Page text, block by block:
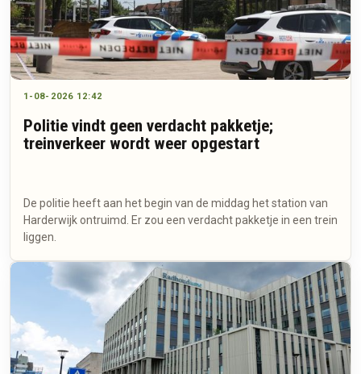
1-08-2026 12:42
Politie vindt geen verdacht pakketje;
treinverkeer wordt weer opgestart
De politie heeft aan het begin van de middag het station van
Harderwijk ontruimd. Er zou een verdacht pakketje in een trein
liggen.